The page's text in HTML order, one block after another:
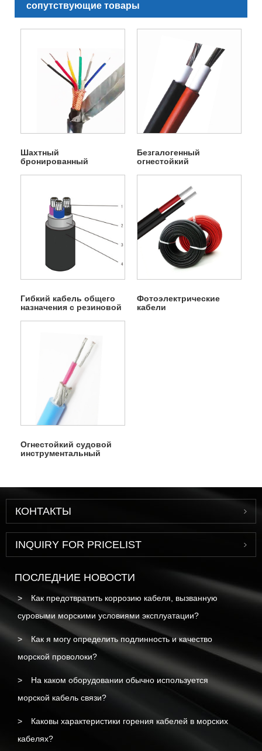
сопутствующие товары
Шахтный
бронированный
Безгалогенный
огнестойкий
Гибкий кабель общего
назначения с резиновой
Фотоэлектрические
кабели
Огнестойкий судовой
инструментальный
КОНТАКТЫ
INQUIRY FOR PRICELIST
ПОСЛЕДНИЕ НОВОСТИ
Как предотвратить коррозию кабеля, вызванную
суровыми морскими условиями эксплуатации?
Как я могу определить подлинность и качество
морской проволоки?
На каком оборудовании обычно используется
морской кабель связи?
Каковы характеристики горения кабелей в морских
кабелях?